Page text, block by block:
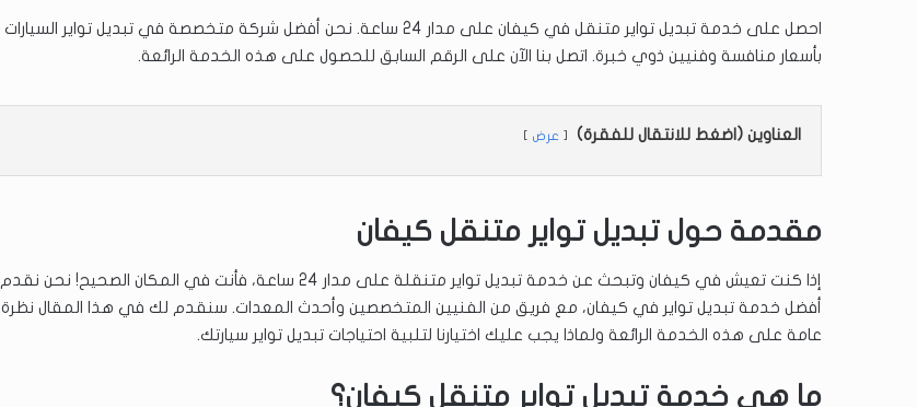
احصل على خدمة تبديل تواير متنقل في كيفان على مدار 24 ساعة. نحن أفضل شركة متخصصة في تبديل تواير السيارات
بأسعار منافسة وفنيين ذوي خبرة. اتصل بنا الآن على الرقم السابق للحصول على هذه الخدمة الرائعة.
العناوين (اضغط للانتقال للفقرة) عرض
مقدمة حول تبديل تواير متنقل كيفان
إذا كنت تعيش في كيفان وتبحث عن خدمة تبديل تواير متنقلة على مدار 24 ساعة، فأنت في المكان الصحيح! نحن نقدم
أفضل خدمة تبديل تواير في كيفان، مع فريق من الفنيين المتخصصين وأحدث المعدات. سنقدم لك في هذا المقال نظرة
عامة على هذه الخدمة الرائعة ولماذا يجب عليك اختيارنا لتلبية احتياجات تبديل تواير سيارتك.
ما هي خدمة تبديل تواير متنقل كيفان؟